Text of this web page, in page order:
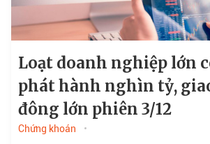
Loạt doanh nghiệp lớn
phát hành nghìn tỷ,
đông lớn phiên 3/12
Chứng khoán